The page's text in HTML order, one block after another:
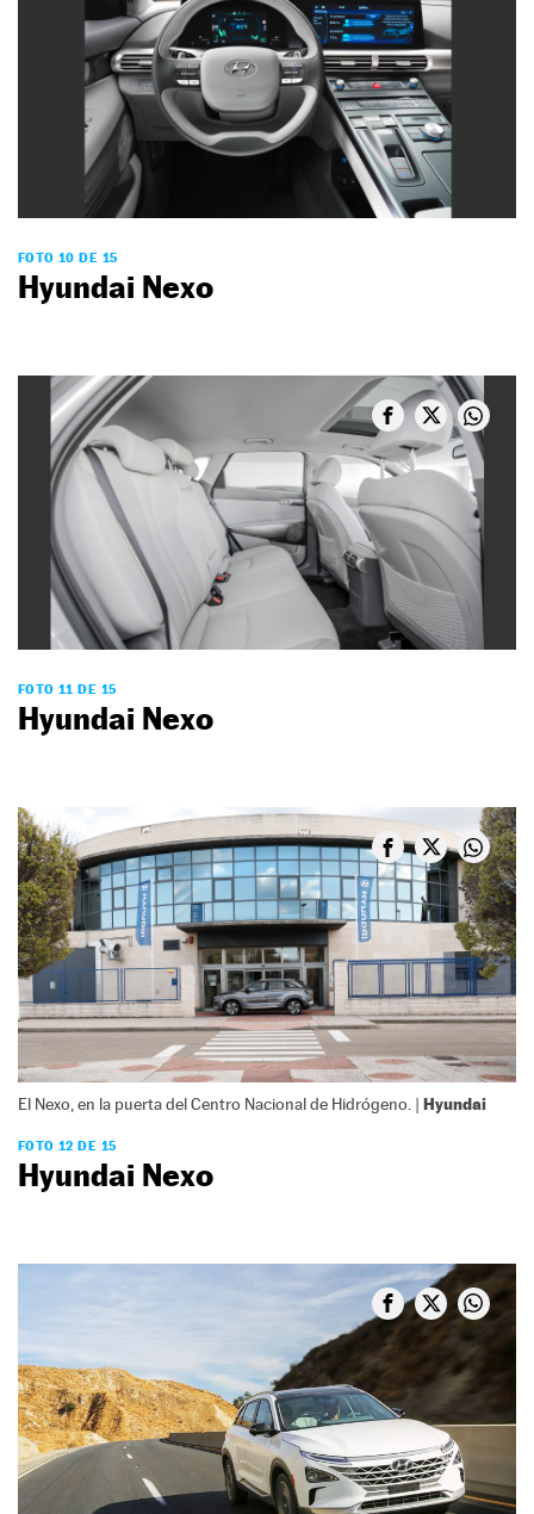
FOTO 10 DE 15
Hyundai Nexo
FOTO 11 DE 15
Hyundai Nexo
El Nexo, en la puerta del Centro Nacional de Hidrógeno. | Hyundai
FOTO 12 DE 15
Hyundai Nexo